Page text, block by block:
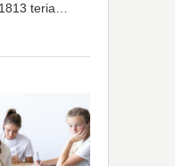
teria…